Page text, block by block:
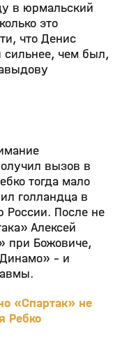
в юрмальский
это
что Денис
сильнее, чем был,
вызов в
тогда мало
голландца в
России. После не
Алексей
при Божовиче,
- и
«Спартак» не
Ребко